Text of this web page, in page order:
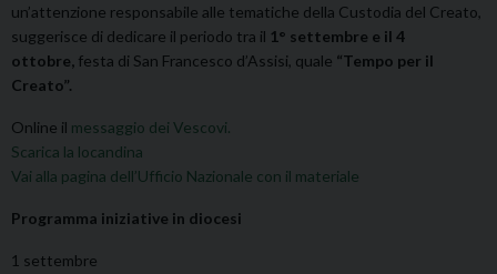
un’attenzione responsabile alle tematiche della Custodia del Creato,
suggerisce di dedicare il periodo tra il 1° settembre e il 4
ottobre, festa di San Francesco d’Assisi, quale “Tempo per il
Creato”.
Online il messaggio dei Vescovi.
Scarica la locandina
Vai alla pagina dell’Ufficio Nazionale con il materiale
Programma iniziative in diocesi
1 settembre